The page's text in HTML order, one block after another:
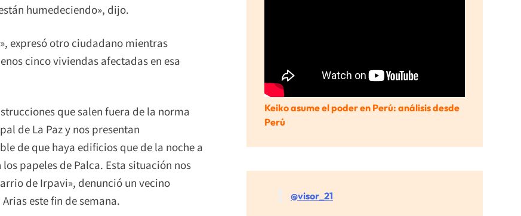
humedeciendo», dijo.
expresó otro ciudadano mientras
cinco viviendas afectadas en esa
que salen fuera de la norma
de La Paz y nos presentan
de que haya edificios que de la noche a
papeles de Palca. Esta situación nos
de Irpavi», denunció un vecino
este fin de semana.
Keiko asume el poder en Perú: análisis desde
Perú
@visor_21